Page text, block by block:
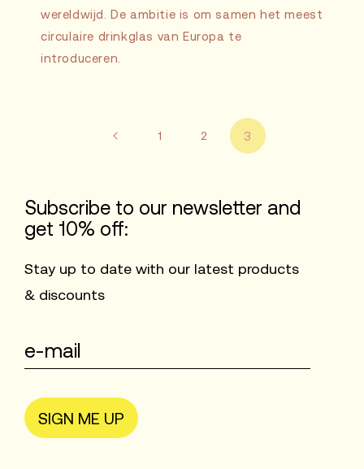
wereldwijd. De ambitie is om samen het meest
circulaire drinkglas van Europa te
introduceren.
1 2 3
Subscribe to our newsletter and
get 10% off:
Stay up to date with our latest products
& discounts
SIGN ME UP